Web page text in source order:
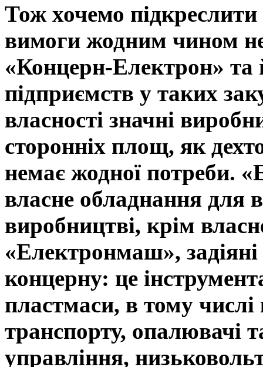
Тож хочемо
вимоги жодним чином
«Концерн-Електрон» та
підприємств у таких
власності значні
сторонніх площ, як
немає жодної потреби.
власне обладнання для
виробництві, крім
«Електронмаш»,
концерну: це
пластмаси, в тому
транспорту, опалювачі
управління,